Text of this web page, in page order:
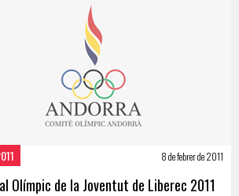
8 de febrer de 2011
Olímpic de la Joventut de Liberec 2011